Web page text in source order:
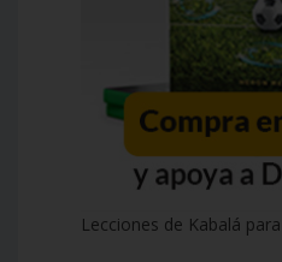
Lecciones de Kabalá